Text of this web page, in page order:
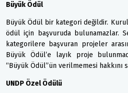
Büyük Ödül
Büyük Ödül bir kategori değildir.
ödül için başvuruda bulunamazlar.
kategorilere başvuran projeler
Büyük Ödül’e layık proje
“Büyük Ödül”ün verilmemesi hakkını
UNDP Özel Ödülü